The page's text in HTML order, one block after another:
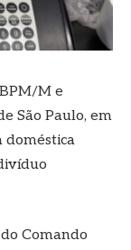
M e
São Paulo, em
doméstica
Comando